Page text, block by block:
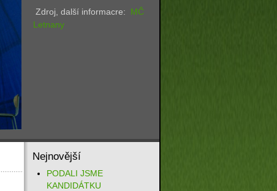
Zdroj, další informacre: MČ
Letnany
Nejnovější
PODALI JSME
KANDIDÁTKU